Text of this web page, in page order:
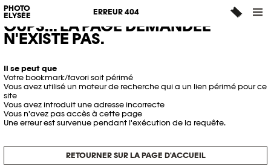
PHOTO
ELYSÉE
ERREUR 404
OUPS... LA PAGE DEMANDÉE
N'EXISTE PAS.
Il se peut que
Votre bookmark/favori soit périmé
Vous avez utilisé un moteur de recherche qui a un lien périmé pour ce
site
Vous avez introduit une adresse incorrecte
Vous n'avez pas accès à cette page
Une erreur est survenue pendant l'exécution de la requête.
RETOURNER SUR LA PAGE D'ACCUEIL